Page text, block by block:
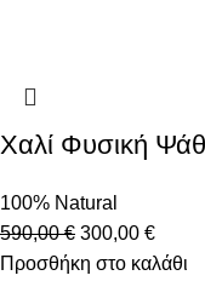
Χαλί Φυσική
100% Natural
590,00€ 300,00 €
Προσθήκη στο καλάθι